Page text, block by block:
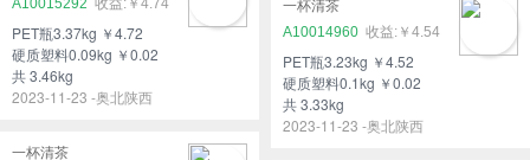
PET瓶3.37kg ￥4.72
硬质塑料0.09kg ￥0.02
共 3.46kg
2023-11-23 -奥北陕西
一杯清茶
A10014960
￥4.54
PET瓶3.23kg ￥4.52
硬质塑料0.1kg ￥0.02
共 3.33kg
2023-11-23 -奥北陕西
一杯清茶